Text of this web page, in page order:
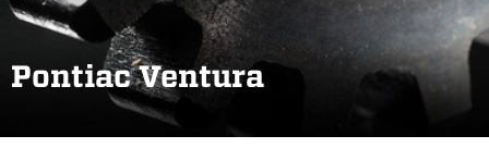
Pontiac Ventura